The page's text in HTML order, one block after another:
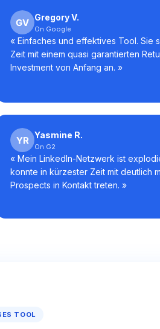
Gregory V.
On Google
« Einfaches und effektives Tool. Sie
Zeit mit einem quasi garantierten
Investment von Anfang an. »
Yasmine R.
On G2
« Mein LinkedIn-Netzwerk ist
konnte in kürzester Zeit mit deutlich
Prospects in Kontakt treten. »
TOOL